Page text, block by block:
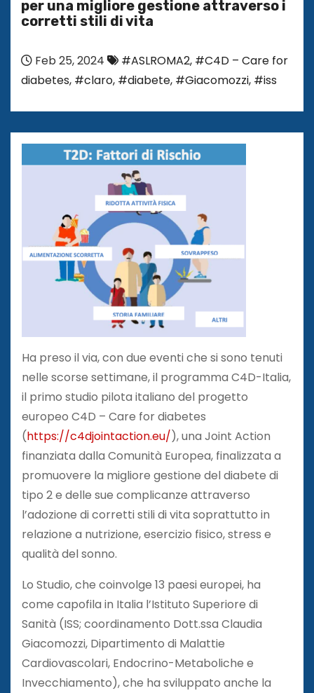
per una migliore gestione attraverso i
corretti stili di vita
Feb 25, 2024 #ASLROMA2, #C4D – Care for
diabetes, #claro, #diabete, #Giacomozzi, #iss
Ha preso il via, con due eventi che si sono tenuti
nelle scorse settimane, il programma C4D-Italia,
il primo studio pilota italiano del progetto
europeo C4D – Care for diabetes
(https://c4djointaction.eu/), una Joint Action
finanziata dalla Comunità Europea, finalizzata a
promuovere la migliore gestione del diabete di
tipo 2 e delle sue complicanze attraverso
l’adozione di corretti stili di vita soprattutto in
relazione a nutrizione, esercizio fisico, stress e
qualità del sonno.
Lo Studio, che coinvolge 13 paesi europei, ha
come capofila in Italia l’Istituto Superiore di
Sanità (ISS; coordinamento Dott.ssa Claudia
Giacomozzi, Dipartimento di Malattie
Cardiovascolari, Endocrino-Metaboliche e
Invecchiamento), che ha sviluppato anche la